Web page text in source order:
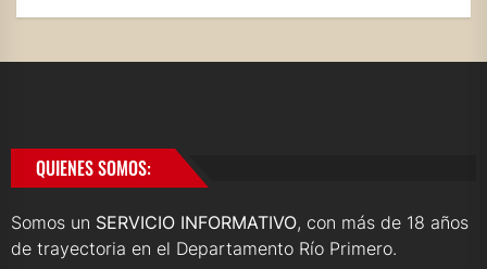
QUIENES SOMOS:
Somos un SERVICIO INFORMATIVO, con más de 18 años
de trayectoria en el Departamento Río Primero.